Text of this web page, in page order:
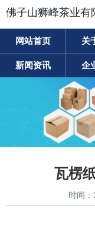
佛子山狮峰茶业有
网站首页 关
新闻资讯 企
瓦楞
时间